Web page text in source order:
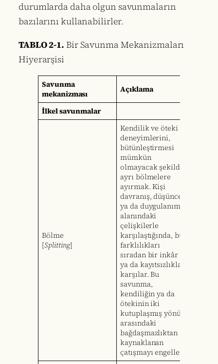
durumlarda daha olgun savunmaların
bazılarını kullanabilirler.
TABLO 2-1. Bir Savunma Mekanizmaları
Hiyerarşisi
Savunma
mekanizması
Açıklama
İlkel savunmalar
Bölme
[Splitting]
Kendilik ve öteki
deneyimlerini,
bütünleştirmesi
mümkün
olmayacak şekilde
ayrı bölmelere
ayırmak. Kişi
davranış, düşünce
ya da duygulanım
alanındaki
çelişkilerle
karşılaştığında, bu
farklılıkları
sıradan bir inkâr
ya da kayıtsızlıkla
karşılar. Bu
savunma,
kendiliğin ya da
ötekinin iki
kutuplaşmış yönü
arasındaki
bağdaşmazlıktan
kaynaklanan
çatışmayı engeller.